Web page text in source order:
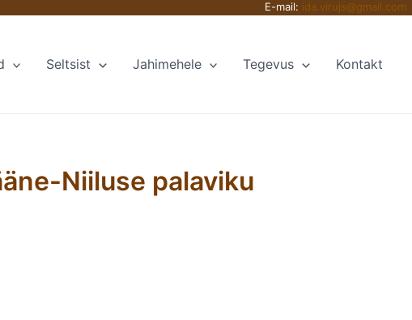
E-mail: ida.virujs@gmail.com
Seltsist Jahimehele Tegevus Kontakt
Niiluse palaviku